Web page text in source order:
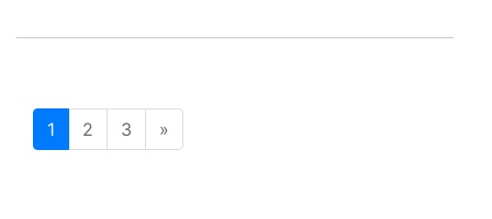
1 2 3 »